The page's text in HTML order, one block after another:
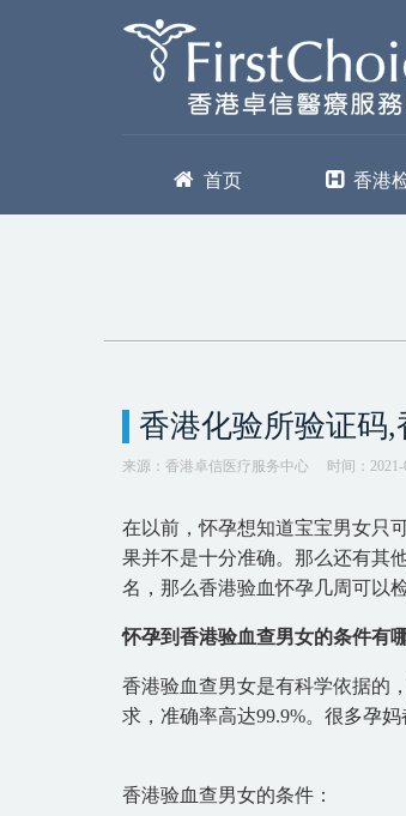
首页 香港
香港化验所验证码
来源：香港卓信医疗服务中心 时间：2021-
在以前，怀孕想知道宝宝男女只
果并不是十分准确。那么还有其
名，那么香港验血怀孕几周可以
怀孕到香港验血查男女的条件有
香港验血查男女是有科学依据的
求，准确率高达99.9%。很多孕
香港验血查男女的条件：